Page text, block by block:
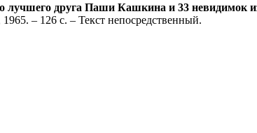
друга Паши Кашкина и 33 невидимок
– 126 с. – Текст непосредственный.